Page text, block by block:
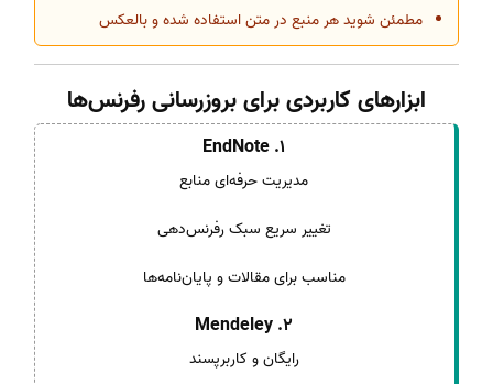
مطمئن شوید هر منبع در متن استفاده شده و بالعکس
ابزارهای کاربردی برای بروزرسانی رفرنس‌ها
1. EndNote
مدیریت حرفه‌ای منابع
تغییر سریع سبک رفرنس‌دهی
مناسب برای مقالات و پایان‌نامه‌ها
2. Mendeley
رایگان و کاربرپسند